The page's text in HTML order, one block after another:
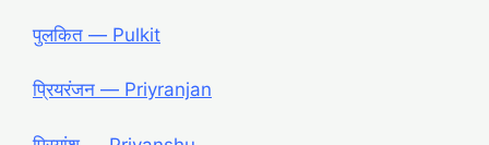
पुलकित — Pulkit
प्रियरंजन — Priyranjan